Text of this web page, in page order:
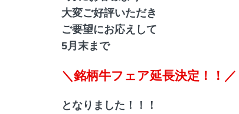
大変ご好評いただき
ご要望にお応えして
5月末まで
＼銘柄牛フェア延長決定！！／
となりました！！！